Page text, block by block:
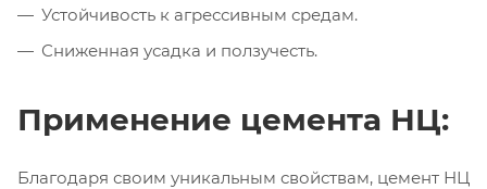
Устойчивость к агрессивным средам.
Сниженная усадка и ползучесть.
Применение цемента НЦ:
Благодаря своим уникальным свойствам, цемент НЦ